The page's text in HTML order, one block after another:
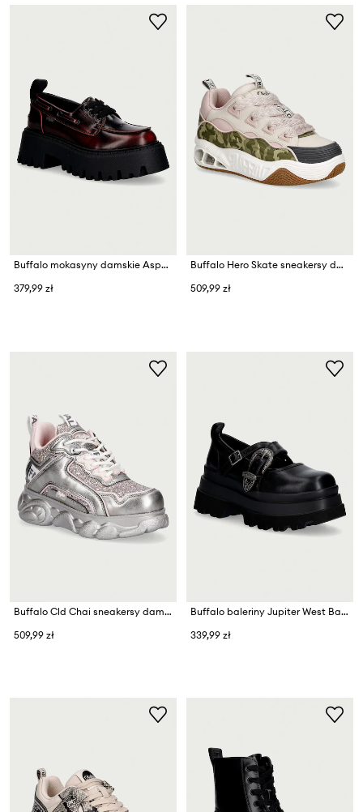
Buffalo mokasyny damskie Aspen Boat
379,99 zł
Buffalo Hero Skate sneakersy damskie
509,99 zł
Buffalo Cld Chai sneakersy damskie
509,99 zł
Buffalo baleriny Jupiter West Ballerina
339,99 zł